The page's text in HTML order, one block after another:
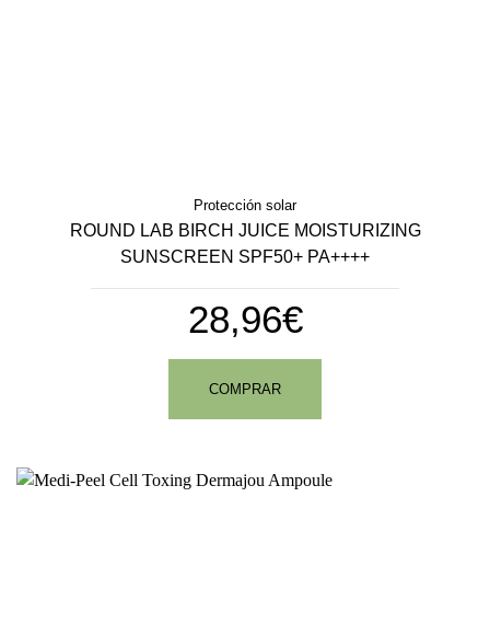
Protección solar
ROUND LAB BIRCH JUICE MOISTURIZING
SUNSCREEN SPF50+ PA++++
28,96€
COMPRAR